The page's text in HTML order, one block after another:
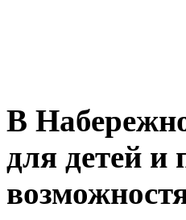
В
для детей и